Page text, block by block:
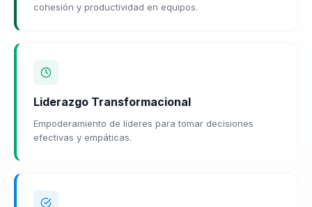
cohesión y productividad en equipos.
Liderazgo Transformacional
Empoderamiento de líderes para tomar decisiones
efectivas y empáticas.